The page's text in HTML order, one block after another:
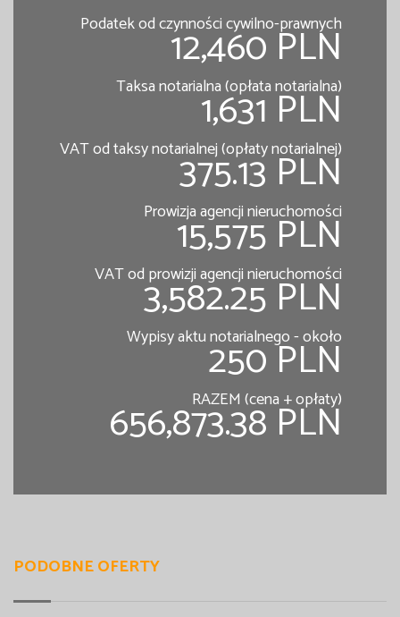
Podatek od czynności cywilno-prawnych
12,460 PLN
Taksa notarialna (opłata notarialna)
1,631 PLN
VAT od taksy notarialnej (opłaty notarialnej)
375.13 PLN
Prowizja agencji nieruchomości
15,575 PLN
VAT od prowizji agencji nieruchomości
3,582.25 PLN
Wypisy aktu notarialnego - około
250 PLN
RAZEM (cena + opłaty)
656,873.38 PLN
PODOBNE OFERTY